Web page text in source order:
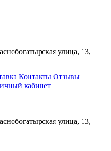
улица, 13,
Контакты Отзывы
кабинет
улица, 13,